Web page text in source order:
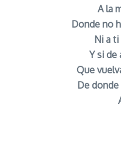
A la
Donde no
Ni a ti
Y si de
Que
De